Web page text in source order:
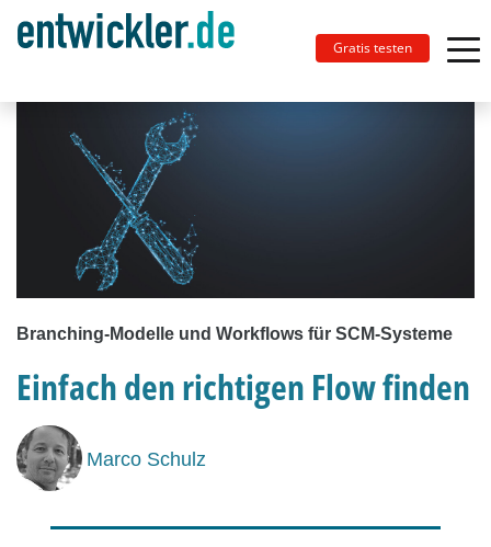
Gratis testen
Branching-Modelle und Workflows für SCM-Systeme
Einfach den richtigen Flow finden
Marco Schulz